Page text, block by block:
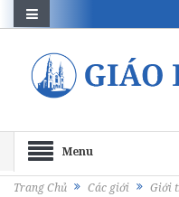
Menu
Trang Chủ Các giới Giới